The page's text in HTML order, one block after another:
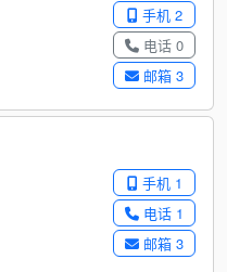
手机 2
电话 0
邮箱 3
手机 1
电话 1
邮箱 3